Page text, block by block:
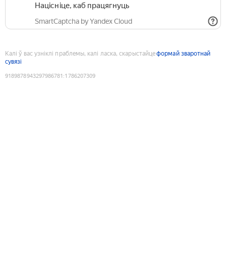
Націсніце, каб працягнуць
SmartCaptcha by Yandex Cloud
Калі ў вас узніклі праблемы, калі ласка, скарыстайцеформай зваротнай
сувязі
9189878943297986781 :1786207309